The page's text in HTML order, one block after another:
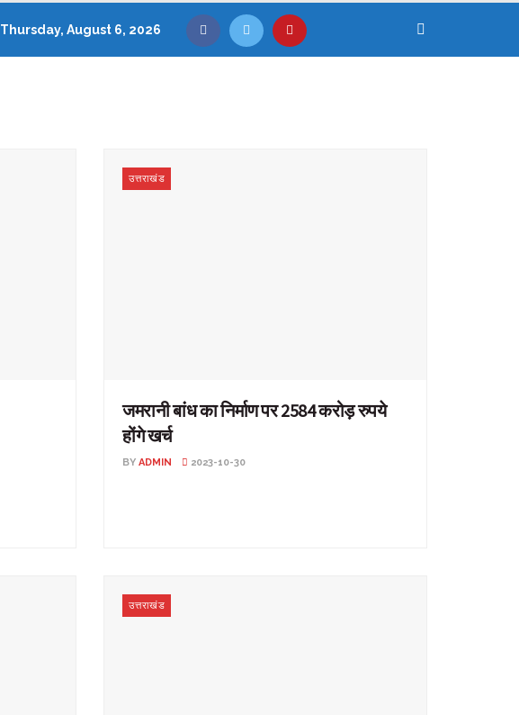
Thursday, August 6, 2026
उत्तराखंड
जमरानी बांध का निर्माण पर 2584 करोड़ रुपये
होंगे खर्च
BY ADMIN 2023-10-30
उत्तराखंड